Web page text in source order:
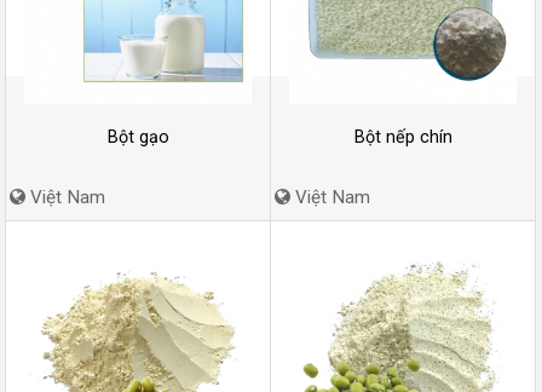
Bột gạo
Việt Nam
Bột nếp chín
Việt Nam